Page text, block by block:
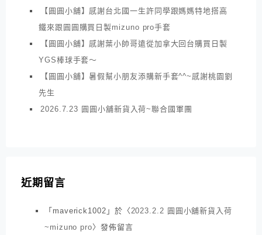
【圓圓小舖】感謝台北國一生許同學跟媽媽特地搭高
鐵來跟圓圓購買日製mizuno pro手套
【圓圓小舖】感謝葉小帥哥遠從加拿大回台購買日製
YGS棒球手套～
【圓圓小舖】暑假幫小朋友添購新手套^^~感謝桃園劉
先生
2026.7.23 圓圓小舖新貨入荷~聯合國軍團
近期留言
「 maverick1002 」於〈2023.2.2 圓圓小舖新貨入荷
~mizuno pro〉發佈留言